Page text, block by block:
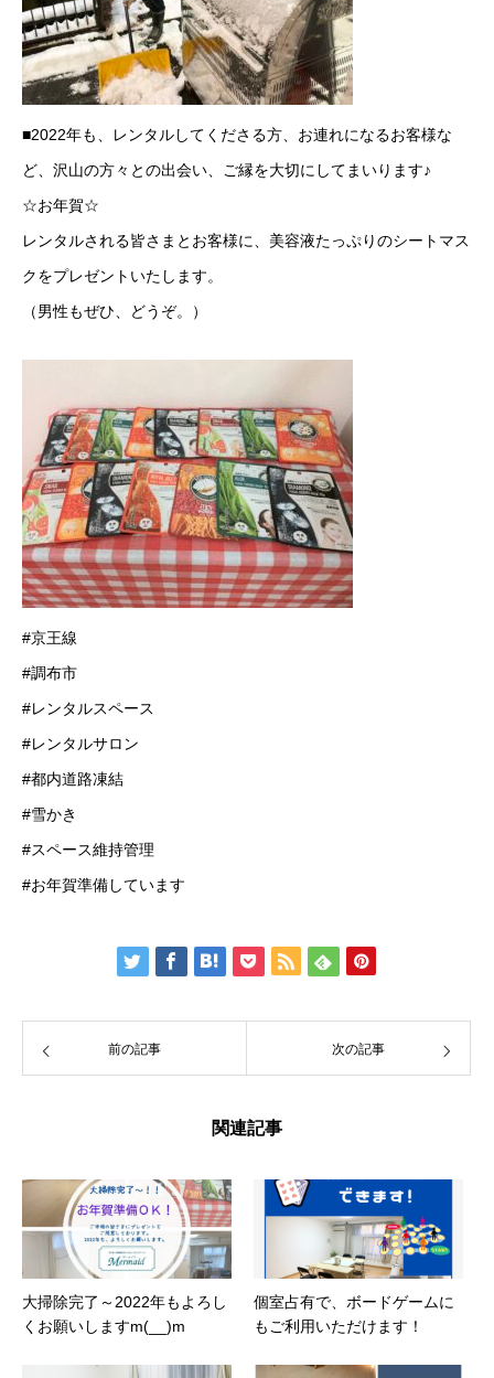
■2022年も、レンタルしてくださる方、お連れになるお客様な
ど、沢山の方々との出会い、ご縁を大切にしてまいります♪
☆お年賀☆
レンタルされる皆さまとお客様に、美容液たっぷりのシートマス
クをプレゼントいたします。
（男性もぜひ、どうぞ。）
#京王線
#調布市
#レンタルスペース
#レンタルサロン
#都内道路凍結
#雪かき
#スペース維持管理
#お年賀準備しています
前の記事 次の記事
関連記事
大掃除完了～2022年もよろし
くお願いしますm(__)m
個室占有で、ボードゲームに
もご利用いただけます！